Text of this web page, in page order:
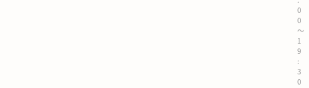
0
0
～
1
9
:
3
0